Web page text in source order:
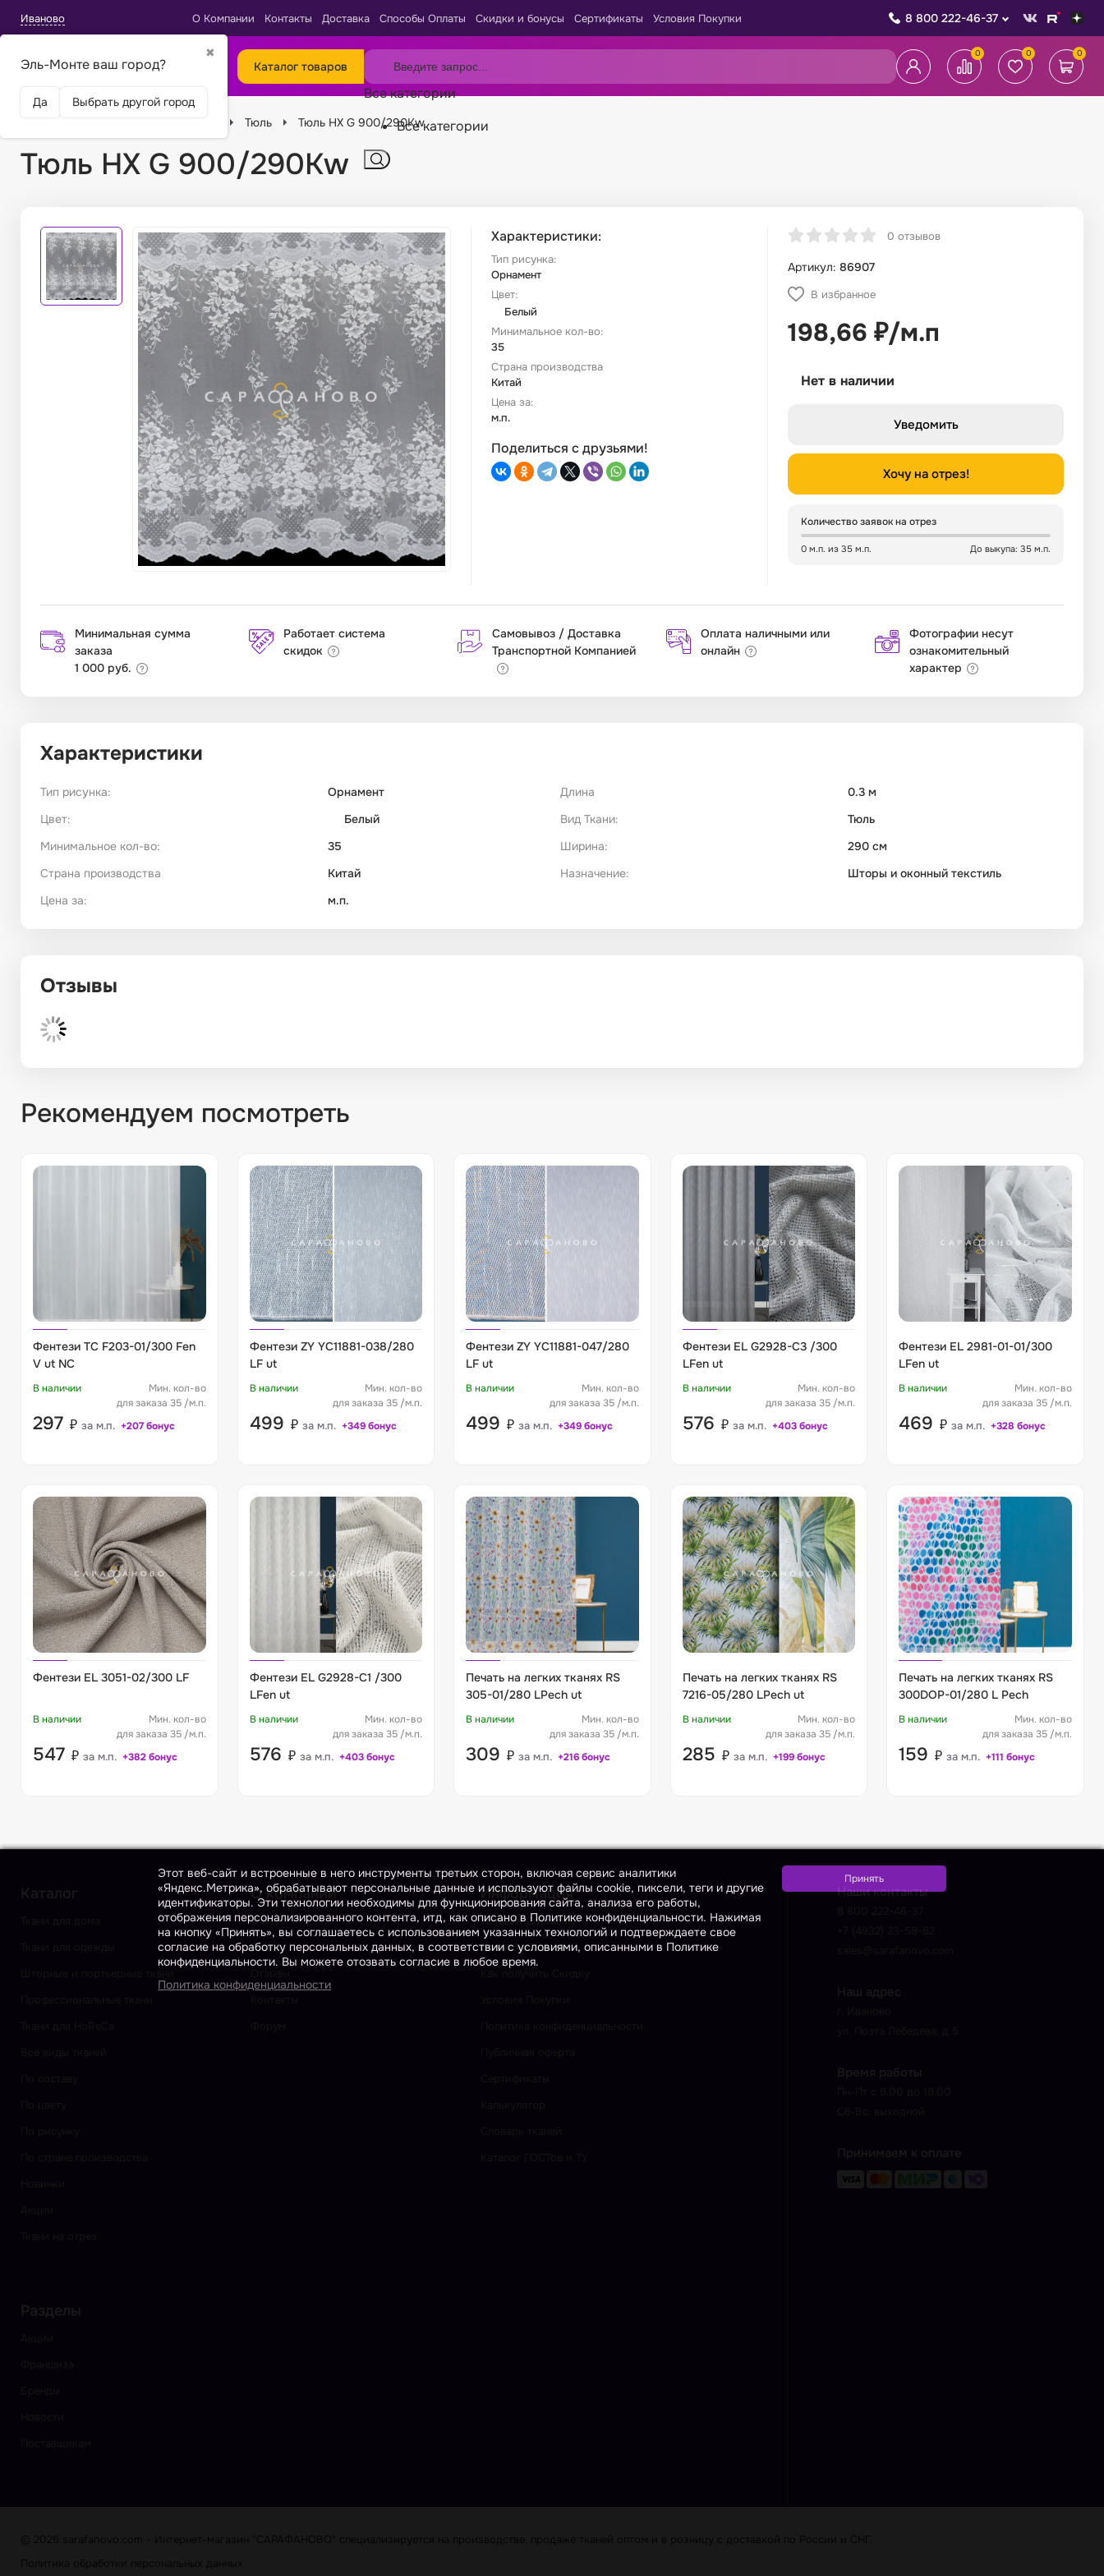
Иваново
✖
Эль-Монте ваш город?
Да Выбрать другой город
О Компании Контакты Доставка Способы Оплаты Скидки и бонусы Сертификаты Условия Покупки 8 800 222-46-37
Каталог товаров
Все категории
Все категории
0 0 0
Тюль Тюль HX G 900/290Kw
Тюль HX G 900/290Kw
Характеристики:
Тип рисунка:
Орнамент
Цвет:
Белый
Минимальное кол-во:
35
Страна производства
Китай
Цена за:
м.п.
Поделиться с друзьями!
0 отзывов
Артикул: 86907
В избранное
198,66 ₽/м.п
Нет в наличии
Уведомить
Хочу на отрез!
Количество заявок на отрез
0 м.п. из 35 м.п. До выкупа: 35 м.п.
Минимальная сумма
заказа
1 000 руб.
Работает система
скидок
Самовывоз / Доставка
Транспортной Компанией
Оплата наличными или
онлайн
Фотографии несут
ознакомительный
характер
Характеристики
Тип рисунка:
Орнамент
Цвет:
Белый
Минимальное кол-во:
35
Страна производства
Китай
Цена за:
м.п.
Длина
0.3 м
Вид Ткани:
Тюль
Ширина:
290 см
Назначение:
Шторы и оконный текстиль
Отзывы
Рекомендуем посмотреть
Фентези TC F203-01/300 Fen
V ut NC
В наличии
Мин. кол-во
для заказа 35 /м.п.
297 ₽ за м.п. +207 бонус
Фентези ZY YC11881-038/280
LF ut
В наличии
Мин. кол-во
для заказа 35 /м.п.
499 ₽ за м.п. +349 бонус
Фентези ZY YC11881-047/280
LF ut
В наличии
Мин. кол-во
для заказа 35 /м.п.
499 ₽ за м.п. +349 бонус
Фентези EL G2928-C3 /300
LFen ut
В наличии
Мин. кол-во
для заказа 35 /м.п.
576 ₽ за м.п. +403 бонус
Фентези EL 2981-01-01/300
LFen ut
В наличии
Мин. кол-во
для заказа 35 /м.п.
469 ₽ за м.п. +328 бонус
Фентези EL 3051-02/300 LF
В наличии
Мин. кол-во
для заказа 35 /м.п.
547 ₽ за м.п. +382 бонус
Фентези EL G2928-C1 /300
LFen ut
В наличии
Мин. кол-во
для заказа 35 /м.п.
576 ₽ за м.п. +403 бонус
Печать на легких тканях RS
305-01/280 LPech ut
В наличии
Мин. кол-во
для заказа 35 /м.п.
309 ₽ за м.п. +216 бонус
Печать на легких тканях RS
7216-05/280 LPech ut
В наличии
Мин. кол-во
для заказа 35 /м.п.
285 ₽ за м.п. +199 бонус
Печать на легких тканях RS
300DOP-01/280 L Pech
В наличии
Мин. кол-во
для заказа 35 /м.п.
159 ₽ за м.п. +111 бонус
Каталог О компании
О нас
Блог
Информация
Условия Доставки
Способы Оплаты
Разделы
Наши контакты
Наш адрес
Время работы
Принимаем к оплате
Этот веб-сайт и встроенные в него инструменты третьих сторон, включая сервис аналитики
«Яндекс.Метрика», обрабатывают персональные данные и используют файлы cookie, пиксели, теги и другие
идентификаторы. Эти технологии необходимы для функционирования сайта, анализа его работы,
отображения персонализированного контента, итд, как описано в Политике конфиденциальности. Нажимая
на кнопку «Принять», вы соглашаетесь с использованием указанных технологий и подтверждаете свое
согласие на обработку персональных данных, в соответствии с условиями, описанными в Политике
конфиденциальности. Вы можете отозвать согласие в любое время.
Политика конфиденциальности